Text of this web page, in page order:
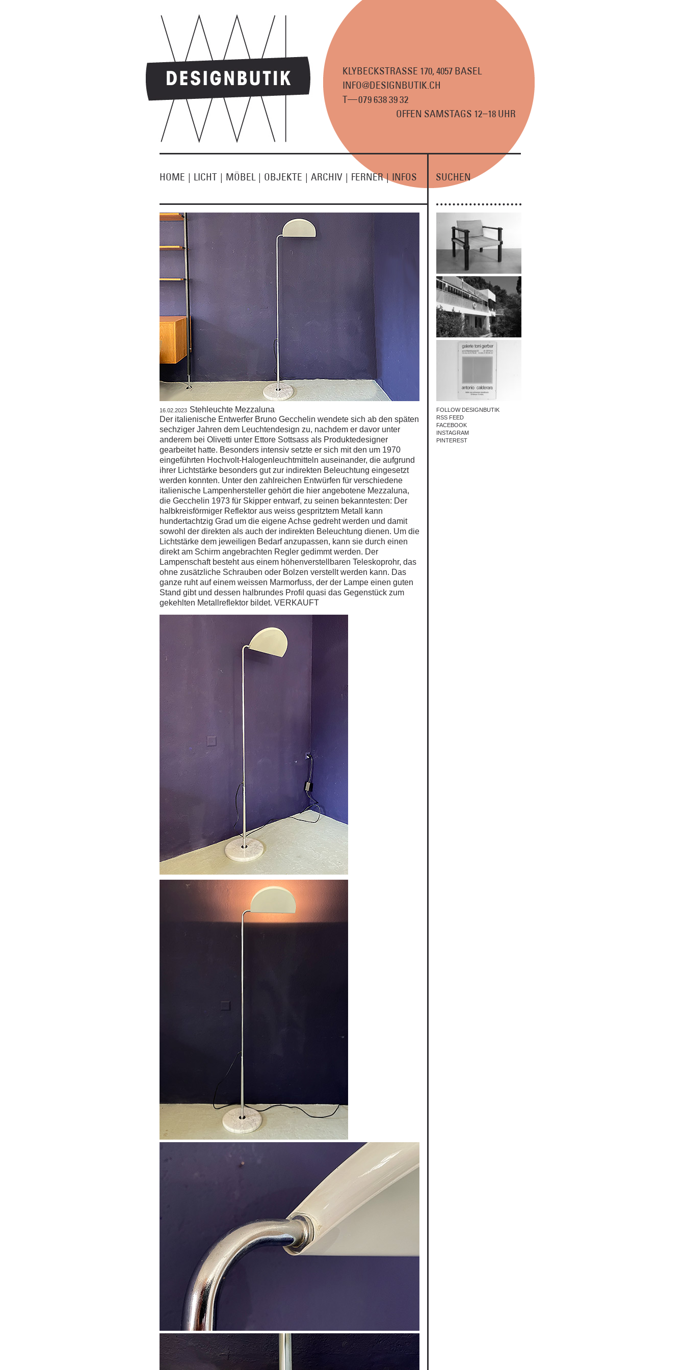
KLYBECKSTRASSE 170, 4057 BASEL
INFO@DESIGNBUTIK.CH
T—0796383932
OFFEN SAMSTAGS 12–18 UHR
HOME | LICHT | MÖBEL | OBJEKTE | ARCHIV | FERNER | INFOS SUCHEN
FOLLOW DESIGNBUTIK
RSS FEED
FACEBOOK
INSTAGRAM
PINTEREST
16.02.2023 Stehleuchte Mezzaluna
Der italienische Entwerfer Bruno Gecchelin wendete sich ab den späten
sechziger Jahren dem Leuchtendesign zu, nachdem er davor unter
anderem bei Olivetti unter Ettore Sottsass als Produktedesigner
gearbeitet hatte. Besonders intensiv setzte er sich mit den um 1970
eingeführten Hochvolt-Halogenleuchtmitteln auseinander, die aufgrund
ihrer Lichtstärke besonders gut zur indirekten Beleuchtung eingesetzt
werden konnten. Unter den zahlreichen Entwürfen für verschiedene
italienische Lampenhersteller gehört die hier angebotene Mezzaluna,
die Gecchelin 1973 für Skipper entwarf, zu seinen bekanntesten: Der
halbkreisförmiger Reflektor aus weiss gespritztem Metall kann
hundertachtzig Grad um die eigene Achse gedreht werden und damit
sowohl der direkten als auch der indirekten Beleuchtung dienen. Um die
Lichtstärke dem jeweiligen Bedarf anzupassen, kann sie durch einen
direkt am Schirm angebrachten Regler gedimmt werden. Der
Lampenschaft besteht aus einem höhenverstellbaren Teleskoprohr, das
ohne zusätzliche Schrauben oder Bolzen verstellt werden kann. Das
ganze ruht auf einem weissen Marmorfuss, der der Lampe einen guten
Stand gibt und dessen halbrundes Profil quasi das Gegenstück zum
gekehlten Metallreflektor bildet. VERKAUFT